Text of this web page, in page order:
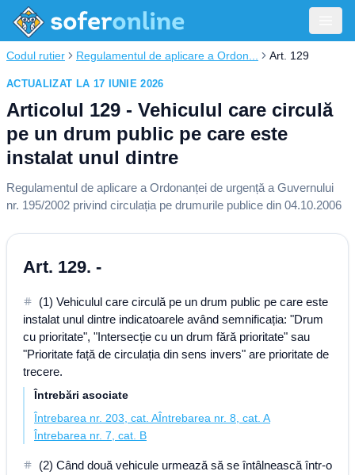
Codul rutier Regulamentul de aplicare a Ordon... Art. 129
ACTUALIZAT LA 17 IUNIE 2026
Articolul 129 - Vehiculul care circulă
pe un drum public pe care este
instalat unul dintre
Regulamentul de aplicare a Ordonanței de urgență a Guvernului
nr. 195/2002 privind circulația pe drumurile publice din 04.10.2006
Art. 129. -
(1) Vehiculul care circulă pe un drum public pe care este
instalat unul dintre indicatoarele având semnificația: "Drum
cu prioritate", "Intersecție cu un drum fără prioritate" sau
"Prioritate față de circulația din sens invers" are prioritate de
trecere.
Întrebări asociate
Întrebarea nr. 203, cat. AÎntrebarea nr. 8, cat. A
Întrebarea nr. 7, cat. B
(2) Când două vehicule urmează să se întâlnească într-o